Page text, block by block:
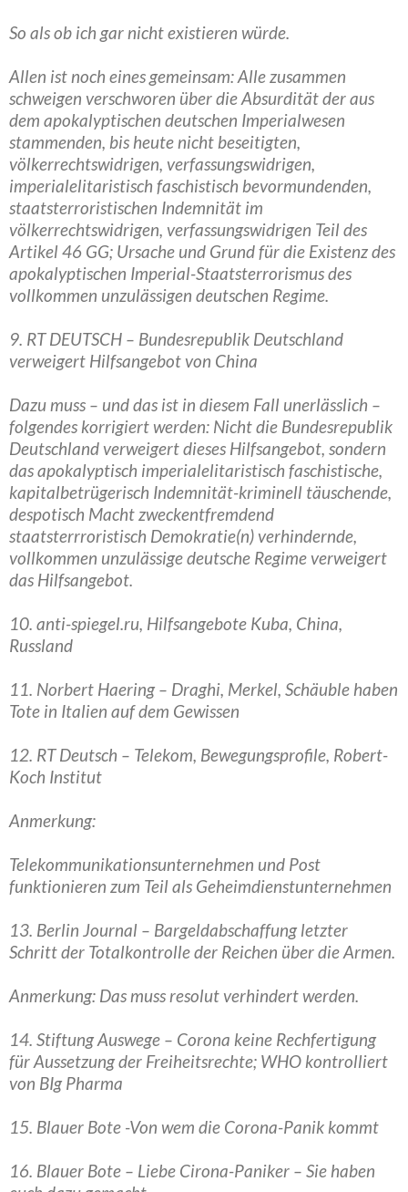
So als ob ich gar nicht existieren würde.
Allen ist noch eines gemeinsam: Alle zusammen
schweigen verschworen über die Absurdität der aus
dem apokalyptischen deutschen Imperialwesen
stammenden, bis heute nicht beseitigten,
völkerrechtswidrigen, verfassungswidrigen,
imperialelitaristisch faschistisch bevormundenden,
staatsterroristischen Indemnität im
völkerrechtswidrigen, verfassungswidrigen Teil des
Artikel 46 GG; Ursache und Grund für die Existenz des
apokalyptischen Imperial-Staatsterrorismus des
vollkommen unzulässigen deutschen Regime.
9. RT DEUTSCH – Bundesrepublik Deutschland
verweigert Hilfsangebot von China
Dazu muss – und das ist in diesem Fall unerlässlich –
folgendes korrigiert werden: Nicht die Bundesrepublik
Deutschland verweigert dieses Hilfsangebot, sondern
das apokalyptisch imperialelitaristisch faschistische,
kapitalbetrügerisch Indemnität-kriminell täuschende,
despotisch Macht zweckentfremdend
staatsterrroristisch Demokratie(n) verhindernde,
vollkommen unzulässige deutsche Regime verweigert
das Hilfsangebot.
10. anti-spiegel.ru, Hilfsangebote Kuba, China,
Russland
11. Norbert Haering – Draghi, Merkel, Schäuble haben
Tote in Italien auf dem Gewissen
12. RT Deutsch – Telekom, Bewegungsprofile, Robert-
Koch Institut
Anmerkung:
Telekommunikationsunternehmen und Post
funktionieren zum Teil als Geheimdienstunternehmen
13. Berlin Journal – Bargeldabschaffung letzter
Schritt der Totalkontrolle der Reichen über die Armen.
Anmerkung: Das muss resolut verhindert werden.
14. Stiftung Auswege – Corona keine Rechfertigung
für Aussetzung der Freiheitsrechte; WHO kontrolliert
von BIg Pharma
15. Blauer Bote -Von wem die Corona-Panik kommt
16. Blauer Bote – Liebe Cirona-Paniker – Sie haben